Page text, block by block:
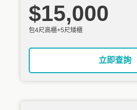
$15,000
包4尺高櫃+5尺矮櫃
立即查詢